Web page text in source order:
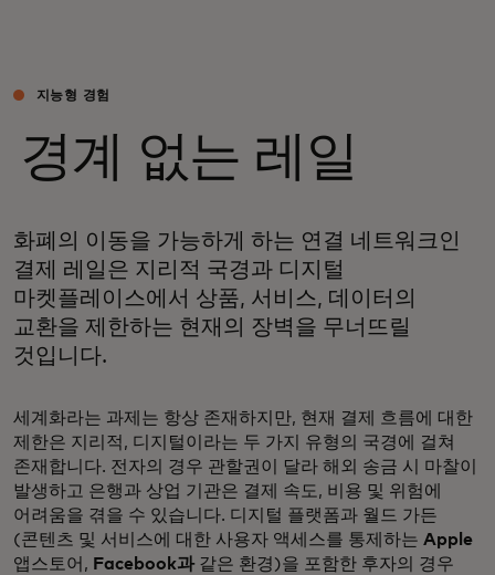
지능형 경험
경계 없는 레일
화폐의 이동을 가능하게 하는 연결 네트워크인
결제 레일은 지리적 국경과 디지털
마켓플레이스에서 상품, 서비스, 데이터의
교환을 제한하는 현재의 장벽을 무너뜨릴
것입니다.
세계화라는 과제는 항상 존재하지만, 현재 결제 흐름에 대한
제한은 지리적, 디지털이라는 두 가지 유형의 국경에 걸쳐
존재합니다. 전자의 경우 관할권이 달라 해외 송금 시 마찰이
발생하고 은행과 상업 기관은 결제 속도, 비용 및 위험에
어려움을 겪을 수 있습니다. 디지털 플랫폼과 월드 가든
(콘텐츠 및 서비스에 대한 사용자 액세스를 통제하는 Apple
앱스토어, Facebook과같은 환경)을 포함한 후자의 경우